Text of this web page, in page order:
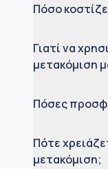
Πόσο
Γιατί να
μετακόμιση
Πόσες
Πότε
μετακόμιση;